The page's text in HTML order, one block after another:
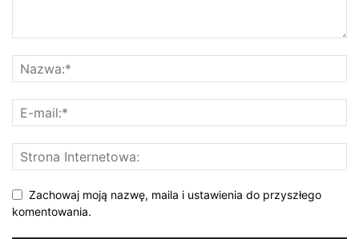
Zachowaj moją nazwę, maila i ustawienia do przyszłego
komentowania.